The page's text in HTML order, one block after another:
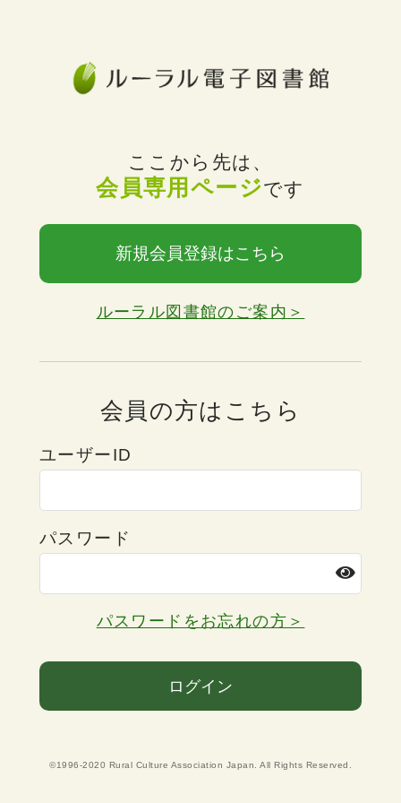
ここから先は、
会員専用ページです
新規会員登録はこちら
ルーラル図書館のご案内＞
会員の方はこちら
ユーザーID
パスワード
パスワードをお忘れの方＞
ログイン
©1996-2020 Rural Culture Association Japan. All Rights Reserved.